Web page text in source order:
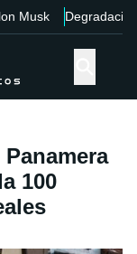
Musk Degradación
100